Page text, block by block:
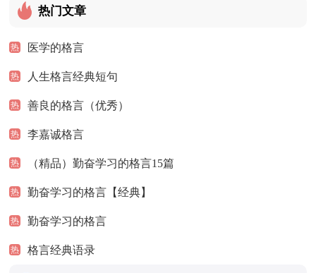
热门文章
热 医学的格言
热 人生格言经典短句
热 善良的格言（优秀）
热 李嘉诚格言
热 （精品）勤奋学习的格言15篇
热 勤奋学习的格言【经典】
热 勤奋学习的格言
热 格言经典语录